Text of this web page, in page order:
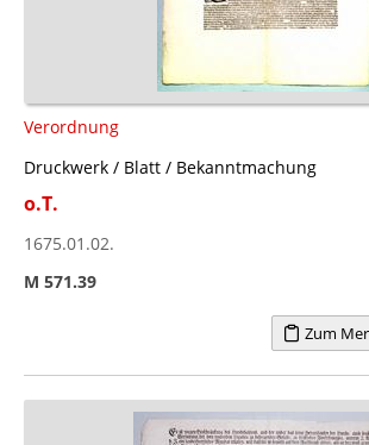
Verordnung
Druckwerk / Blatt / Bekanntmachung
o.T.
1675.01.02.
M 571.39
Zum